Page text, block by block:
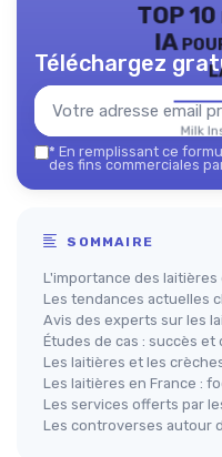
TOP
IA
Milk
Téléchargez
* En remplissant ce
des fins commerciales
SOMMAIRE
L'importance des
Les tendances actuelles
Avis des experts sur les
Études de cas : succès et
Les laitières et les
Les laitières en France :
Les services offerts par
Les controverses autour